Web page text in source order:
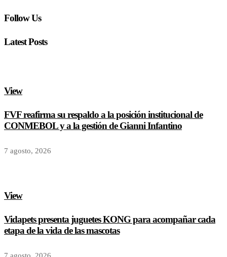
Follow Us
Latest Posts
View
FVF reafirma su respaldo a la posición institucional de
CONMEBOL y a la gestión de Gianni Infantino
7 agosto, 2026
View
Vidapets presenta juguetes KONG para acompañar cada
etapa de la vida de las mascotas